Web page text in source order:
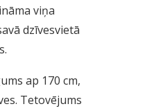
viņa
dzīvesvietā
ap 170 cm,
Tetovējums